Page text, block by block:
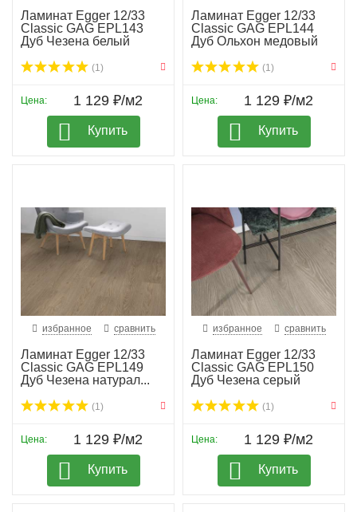
Ламинат Egger 12/33
Classic GAG EPL143
Дуб Чезена белый
(1)
Цена: 1 129 ₽/м2
Купить
Ламинат Egger 12/33
Classic GAG EPL144
Дуб Ольхон медовый
(1)
Цена: 1 129 ₽/м2
Купить
избранное сравнить
Ламинат Egger 12/33
Classic GAG EPL149
Дуб Чезена натурал...
(1)
Цена: 1 129 ₽/м2
Купить
избранное сравнить
Ламинат Egger 12/33
Classic GAG EPL150
Дуб Чезена серый
(1)
Цена: 1 129 ₽/м2
Купить